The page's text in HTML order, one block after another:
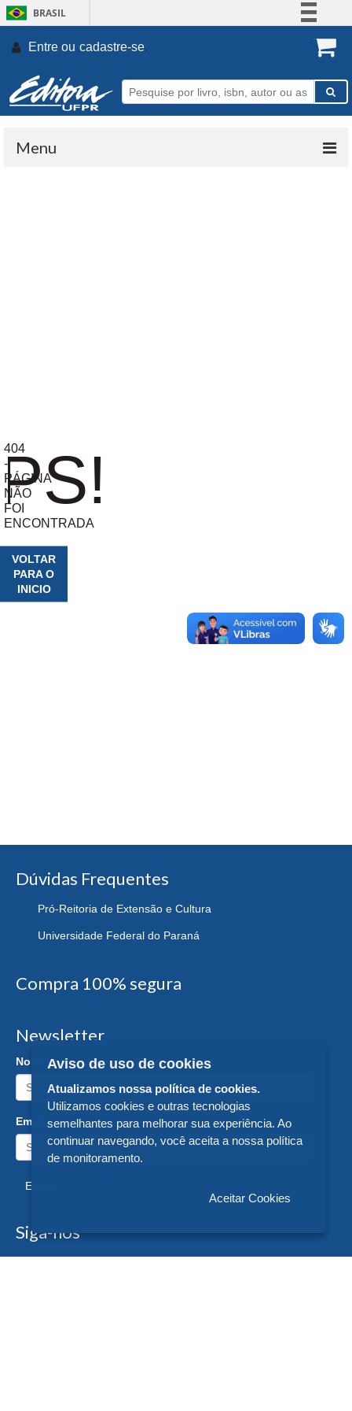
BRASIL
Participe
Entre ou cadastre-se.
Menu
404
-
PÁGINA
NÃO
FOI
ENCONTRADA
VOLTAR
PARA O
INICIO
Dúvidas Frequentes
Pró-Reitoria de Extensão e Cultura
Universidade Federal do Paraná
Compra 100% segura
Newsletter
Nome:
Email:
Enviar
Siga-nos
Aviso de uso de cookies
Atualizamos nossa política de cookies.
Utilizamos cookies e outras tecnologias
semelhantes para melhorar sua experiência. Ao
continuar navegando, você aceita a nossa política
de monitoramento.
Aceitar Cookies